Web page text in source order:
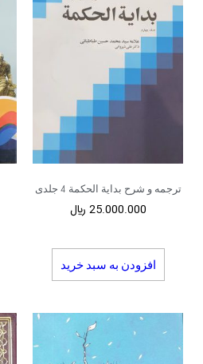
ترجمه و شرح بدایة الحکمة 4 جلدی
25.000.000 ﷼
افزودن به سبد خرید